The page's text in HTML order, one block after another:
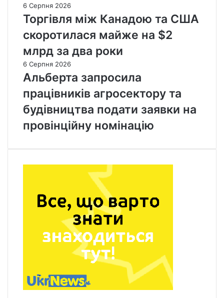
6 Серпня 2026
Торгівля між Канадою та США
скоротилася майже на $2
млрд за два роки
6 Серпня 2026
Альберта запросила
працівників агросектору та
будівництва подати заявки на
провінційну номінацію